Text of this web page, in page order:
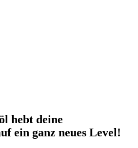
hebt deine
ein ganz neues Level!